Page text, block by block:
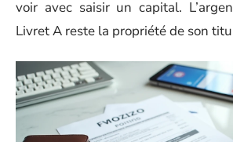
voir avec saisir un capital.
Livret A reste la propriété de son